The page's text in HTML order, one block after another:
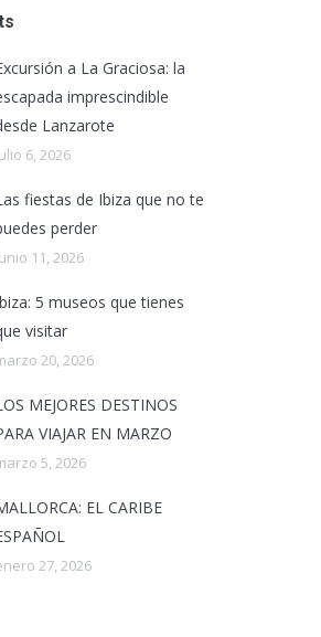
a La Graciosa: la
imprescindible
Lanzarote
6, 2026
fiestas de Ibiza que no te
perder
11, 2026
5 museos que tienes
visitar
20, 2026
MEJORES DESTINOS
VIAJAR EN MARZO
5, 2026
EL CARIBE
27, 2026